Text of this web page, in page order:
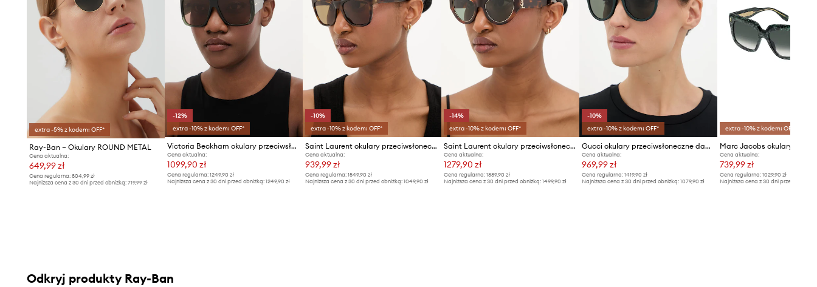
extra -5% z kodem: OFF*
Ray-Ban – Okulary ROUND METAL
Cena aktualna:
649,99 zł
Cena regularna: 804,99 zł
Najniższa cena z 30 dni przed obniżką: 719,99 zł
-12%
extra -10% z kodem: OFF*
Victoria Beckham okulary przeciwsłoneczne damskie
Cena aktualna:
1099,90 zł
Cena regularna:1249,90 zł
Najniższa cena z 30 dni przed obniżką:1249,90 zł
-10%
extra -10% z kodem: OFF*
Saint Laurent okulary przeciwsłoneczne
Cena aktualna:
939,99 zł
Cena regularna: 1549,90 zł
Najniższa cena z 30 dni przed obniżką: 1049,90 zł
-14%
extra -10% z kodem: OFF*
Saint Laurent okulary przeciwsłoneczne
Cena aktualna:
1279,90 zł
Cena regularna: 1889,90 zł
Najniższa cena z 30 dni przed obniżką: 1499,90 zł
-10%
extra -10% z kodem: OFF*
Gucci okulary przeciwsłoneczne damskie
Cena aktualna:
969,99 zł
Cena regularna:1419,90 zł
Najniższa cena z 30 dni przed obniżką:1079,90 zł
extra -10% z kodem: OFF*
Cena aktualna:
739,99 zł
Cena regularna: 1029,90 zł
Najniższa cena z 30 dni przed obniżką:
Odkryj produkty Ray-Ban